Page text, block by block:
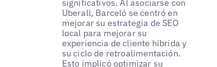
significativos. Al asociarse con
Uberall, Barceló se centró en
mejorar su estrategia de SEO
local para mejorar su
experiencia de cliente híbrida y
su ciclo de retroalimentación.
Esto implicó optimizar su